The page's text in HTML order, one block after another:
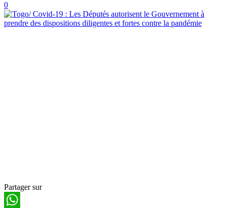
0
Partager sur